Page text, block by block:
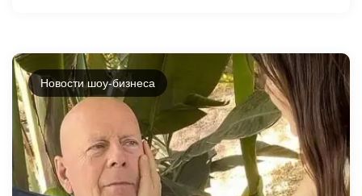
Новости шоу-бизнеса